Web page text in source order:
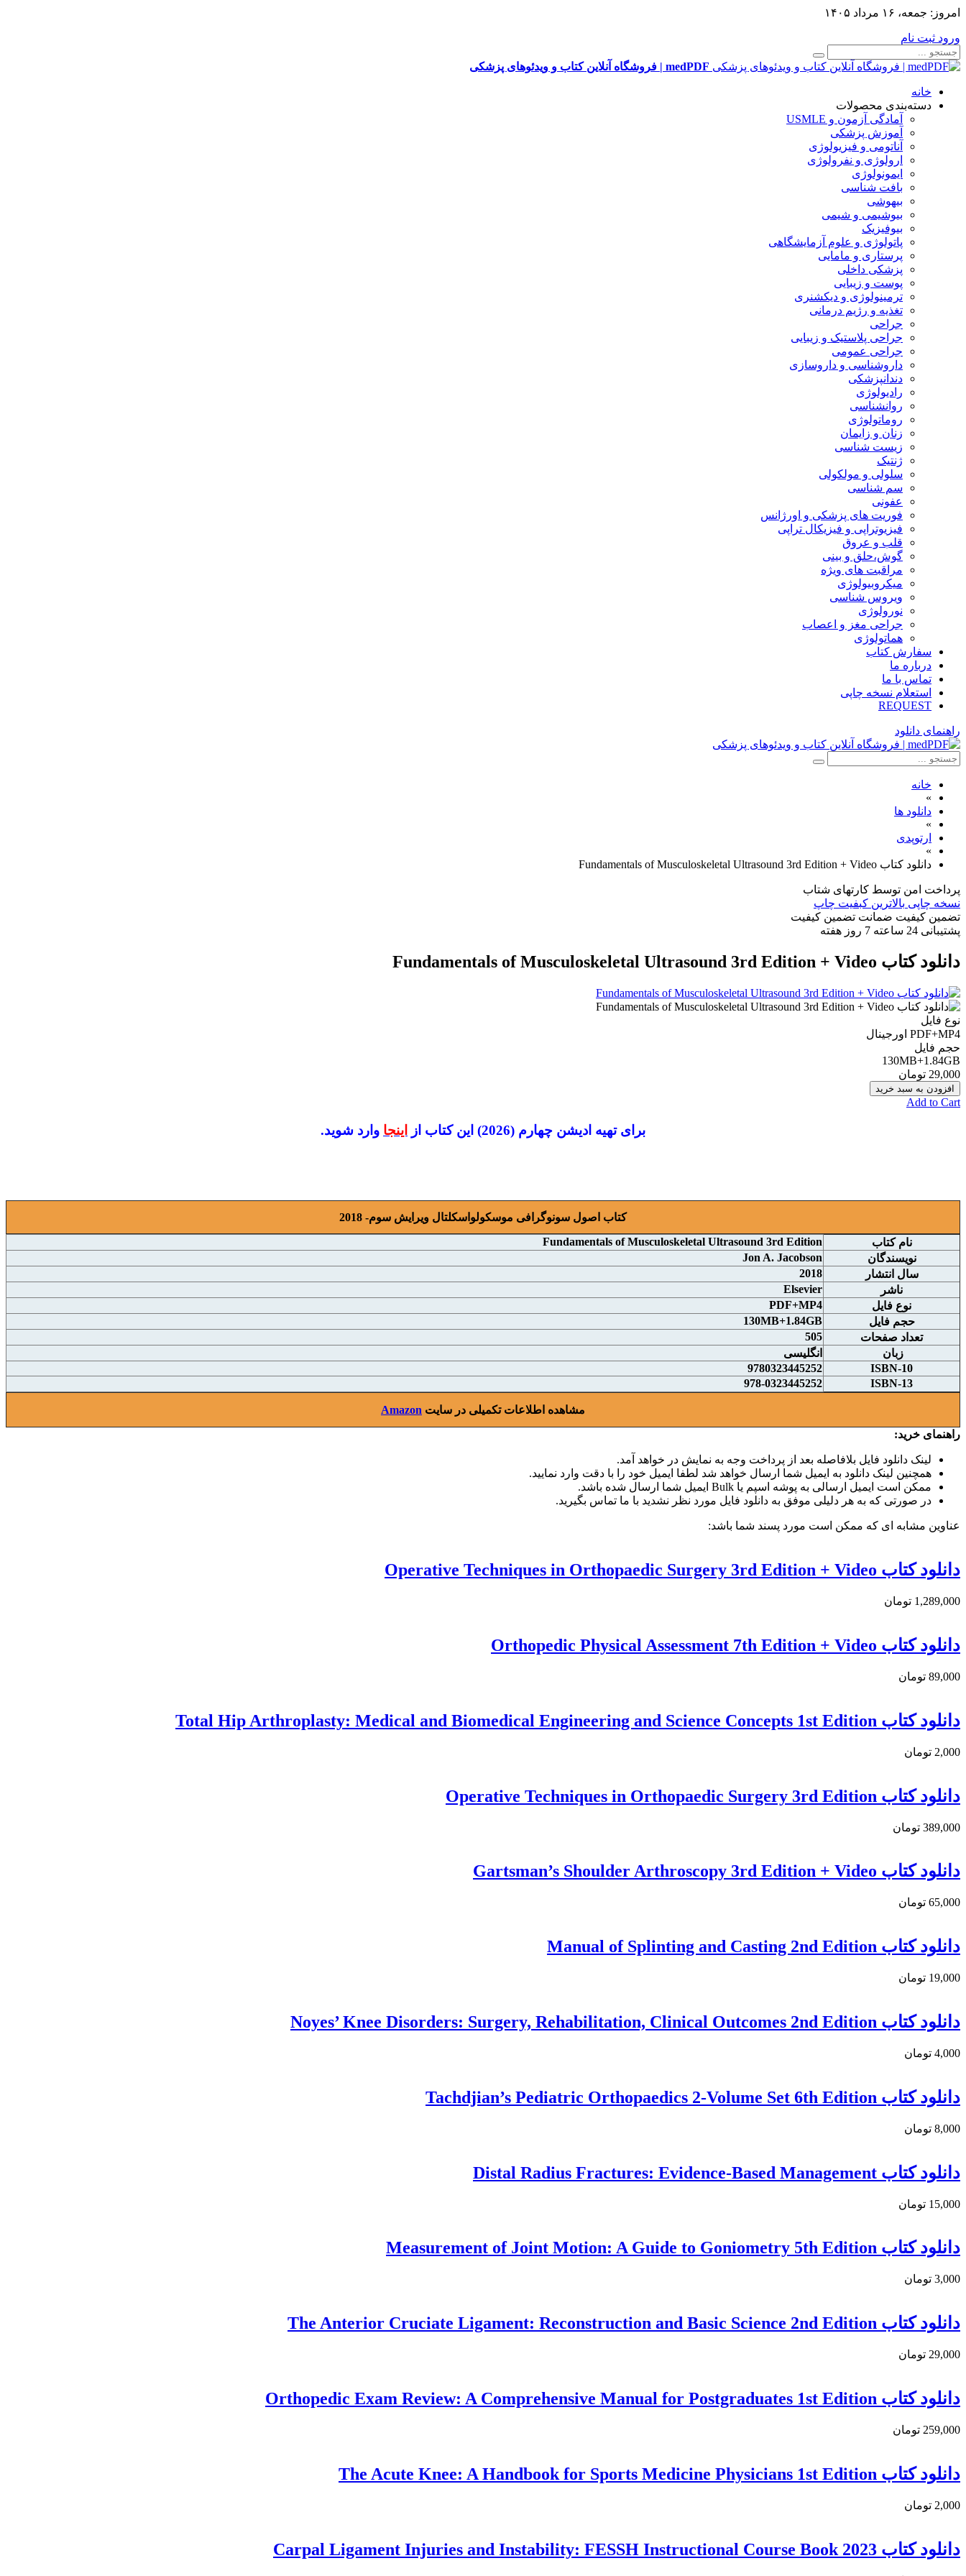
امروز: جمعه، ۱۶ مرداد ۱۴۰۵
ورود ثبت نام
medPDF | فروشگاه آنلاین کتاب و ویدئوهای پزشکی
خانه
دسته‌بندی محصولات
آمادگی آزمون و USMLE
آموزش پزشکی
آناتومی و فیزیولوژی
ارولوژی و نفرولوژی
ایمونولوژی
بافت شناسی
بیهوشی
بیوشیمی و شیمی
بیوفیزیک
پاتولوژی و علوم آزمایشگاهی
پرستاری و مامایی
پزشکی داخلی
پوست و زیبایی
ترمینولوژی و دیکشنری
تغذیه و رژیم درمانی
جراحی
جراحی پلاستیک و زیبایی
جراحی عمومی
داروشناسی و داروسازی
دندانپزشکی
رادیولوژی
روانشناسی
روماتولوژی
زنان و زایمان
زیست شناسی
ژنتیک
سلولی و مولکولی
سم شناسی
عفونی
فوریت های پزشکی و اورژانس
فیزیوتراپی و فیزیکال تراپی
قلب و عروق
گوش،حلق و بینی
مراقبت های ویژه
میکروبیولوژی
ویروس شناسی
نورولوژی
جراحی مغز و اعصاب
هماتولوژی
سفارش کتاب
درباره ما
تماس با ما
استعلام نسخه چاپی
REQUEST
راهنمای دانلود
خانه
»
دانلود ها
»
ارتوپدی
»
دانلود کتاب Fundamentals of Musculoskeletal Ultrasound 3rd Edition + Video
پرداخت امن توسط کارتهای شتاب
نسخه چاپی بالاترین کبفیت چاپ
تضمین کیفیت ضمانت تضمین کیفیت
پشتیبانی 24 ساعته 7 روز هفته
دانلود کتاب Fundamentals of Musculoskeletal Ultrasound 3rd Edition + Video
نوع فایل
PDF+MP4 اورجينال
حجم فایل
130MB+1.84GB
29,000 تومان
افزودن به سبد خرید
Add to Cart
برای تهیه ادیشن چهارم (2026) این کتاب از اینجا وارد شوید.
کتاب اصول سونوگرافی موسکولواسکلتال ویرایش سوم- 2018
نام کتاب
Fundamentals of Musculoskeletal Ultrasound 3rd Edition
نويسندگان
Jon A. Jacobson
سال انتشار
2018
ناشر
Elsevier
نوع فايل
PDF+MP4
حجم فايل
130MB+1.84GB
تعداد صفحات
505
زبان
انگلیسی
ISBN-10
9780323445252
ISBN-13
978-0323445252
مشاهده اطلاعات تکمیلی در سایت Amazon
راهنمای خرید:
لینک دانلود فایل بلافاصله بعد از پرداخت وجه به نمایش در خواهد آمد.
همچنین لینک دانلود به ایمیل شما ارسال خواهد شد لطفا ایمیل خود را با دقت وارد نمایید.
ممکن است ایمیل ارسالی به پوشه اسپم یا Bulk ایمیل شما ارسال شده باشد.
در صورتی که به هر دلیلی موفق به دانلود فایل مورد نظر نشدید با ما تماس بگیرید.
عناوین مشابه ای که ممکن است مورد پسند شما باشد:
دانلود كتاب Operative Techniques in Orthopaedic Surgery 3rd Edition + Video
1,289,000 تومان
دانلود كتاب Orthopedic Physical Assessment 7th Edition + Video
89,000 تومان
دانلود كتاب Total Hip Arthroplasty: Medical and Biomedical Engineering and Science Concepts 1st Edition
2,000 تومان
دانلود كتاب Operative Techniques in Orthopaedic Surgery 3rd Edition
389,000 تومان
دانلود كتاب Gartsman’s Shoulder Arthroscopy 3rd Edition + Video
65,000 تومان
دانلود کتاب Manual of Splinting and Casting 2nd Edition
19,000 تومان
دانلود کتاب Noyes’ Knee Disorders: Surgery, Rehabilitation, Clinical Outcomes 2nd Edition
4,000 تومان
دانلود کتاب Tachdjian’s Pediatric Orthopaedics 2-Volume Set 6th Edition
8,000 تومان
دانلود کتاب Distal Radius Fractures: Evidence-Based Management
15,000 تومان
دانلود كتاب Measurement of Joint Motion: A Guide to Goniometry 5th Edition
3,000 تومان
دانلود كتاب The Anterior Cruciate Ligament: Reconstruction and Basic Science 2nd Edition
29,000 تومان
دانلود کتاب Orthopedic Exam Review: A Comprehensive Manual for Postgraduates 1st Edition
259,000 تومان
دانلود کتاب The Acute Knee: A Handbook for Sports Medicine Physicians 1st Edition
2,000 تومان
دانلود کتاب Carpal Ligament Injuries and Instability: FESSH Instructional Course Book 2023